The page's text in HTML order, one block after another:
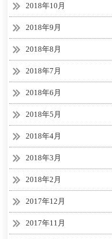
2018年10月
2018年9月
2018年8月
2018年7月
2018年6月
2018年5月
2018年4月
2018年3月
2018年2月
2017年12月
2017年11月